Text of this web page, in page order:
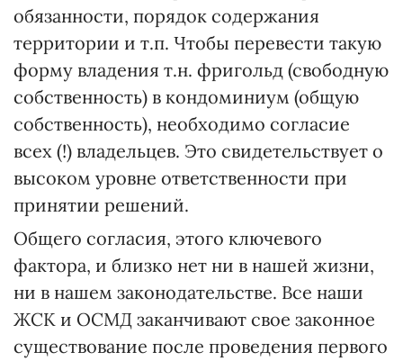
обязанности, порядок содержания
территории и т.п. Чтобы перевести такую
форму владения т.н. фригольд (свободную
собственность) в кондоминиум (общую
собственность), необходимо согласие
всех (!) владельцев. Это свидетельствует о
высоком уровне ответственности при
принятии решений.
Общего согласия, этого ключевого
фактора, и близко нет ни в нашей жизни,
ни в нашем законодательстве. Все наши
ЖСК и ОСМД заканчивают свое законное
существование после проведения первого